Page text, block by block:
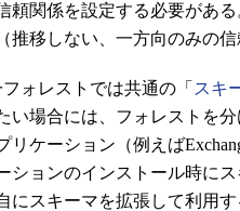
頼関係を設定する必要があ
推移しない、一方向のみの信
ォレストでは共通の「 スキ
い場合には、フォレストを
リケーション（例えば
ションのインストール時に
にスキーマを拡張して利用